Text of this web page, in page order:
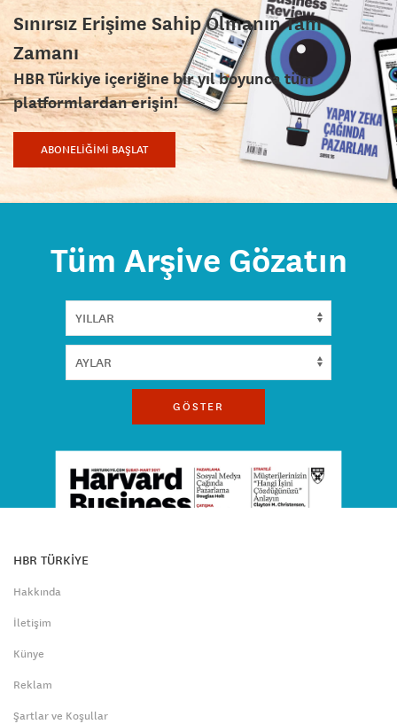
Sınırsız Erişime Sahip Olmanın Tam
Zamanı
HBR Türkiye içeriğine bir yıl boyunca tüm
platformlardan erişin!
ABONELİĞİMİ BAŞLAT
Tüm Arşive Gözatın
GÖSTER
HBR TÜRKİYE
Hakkında
İletişim
Künye
Reklam
Şartlar ve Koşullar